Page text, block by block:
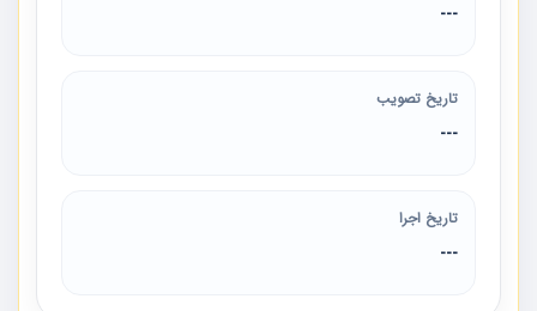
---
تاریخ تصویب
---
تاریخ اجرا
---